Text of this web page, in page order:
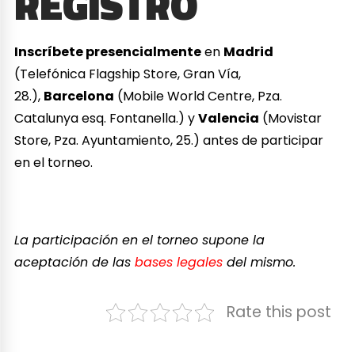
Inscríbete presencialmenteen Madrid
(Telefónica Flagship Store, Gran Vía,
28.), Barcelona (Mobile World Centre, Pza.
Catalunya esq. Fontanella.) yValencia (Movistar
Store, Pza. Ayuntamiento, 25.) antes de participar
en el torneo.
La participación en el torneo supone la
aceptación de lasbases legales del mismo.
Rate this post